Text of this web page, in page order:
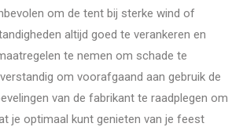
om de tent bij sterke wind of
altijd goed te verankeren en
te nemen om schade te
om voorafgaand aan gebruik de
van de fabrikant te raadplegen om
je optimaal kunt genieten van je feest